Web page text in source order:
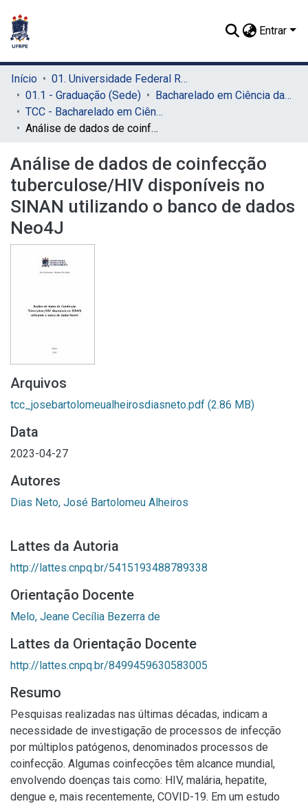
Entrar
Início
01. Universidade Federal Rural de Pernambuco - UFRPE (Sede)
01.1 - Graduação (Sede)
Bacharelado em Ciência da Computação (Sede)
TCC - Bacharelado em Ciência da Computação (Sede)
Análise de dados de coinfecção tuberculose/HIV disponíveis no SINAN utilizando o banco de dados Neo4J
Análise de dados de coinfecção
tuberculose/HIV disponíveis no
SINAN utilizando o banco de dados
Neo4J
Arquivos
tcc_josebartolomeualheirosdiasneto.pdf (2.86 MB)
Data
2023-04-27
Autores
Dias Neto, José Bartolomeu Alheiros
Lattes da Autoria
http://lattes.cnpq.br/5415193488789338
Orientação Docente
Melo, Jeane Cecília Bezerra de
Lattes da Orientação Docente
http://lattes.cnpq.br/8499459630583005
Resumo
Pesquisas realizadas nas últimas décadas, indicam a
necessidade de investigação de processos de infecção
por múltiplos patógenos, denominados processos de
coinfecção. Algumas coinfecções têm alcance mundial,
envolvendo doenças tais como: HIV, malária, hepatite,
dengue e, mais recentemente, COVID-19. Em um estudo